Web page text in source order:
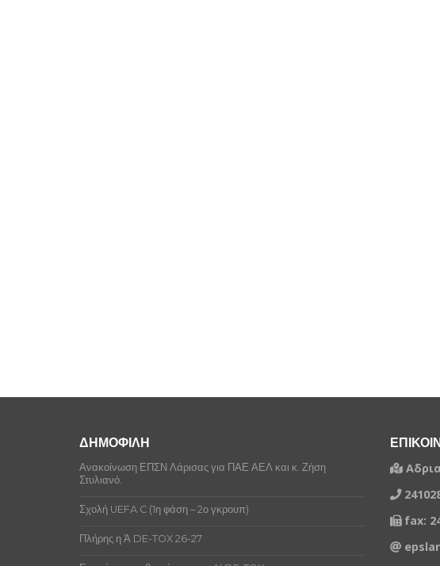
ΔΗΜΟΦΙΛΗ
Ανακοίνωση ΕΠΣΝ Λάρισας για ΠΑΕ ΑΕΛ και κ. Ζήση
Στυλιανό.
Σχολή UEFA C (1η φάση – 2ο γκρουπ)
Πλήρης η Ά DE-TOX 26-27
fax: